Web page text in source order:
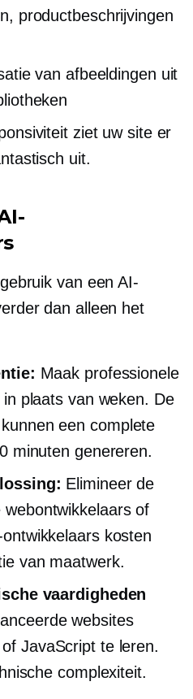
productbeschrijvingen
van afbeeldingen uit
ziet uw site er
uit.
van een AI-
dan alleen het
Maak professionele
plaats van weken. De
een complete
minuten genereren.
Elimineer de
of
kosten
van maatwerk.
vaardigheden
websites
JavaScript te leren.
complexiteit.